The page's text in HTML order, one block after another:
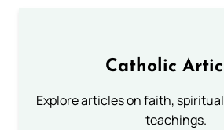
Catholic
Explore articles on faith,
teachings.